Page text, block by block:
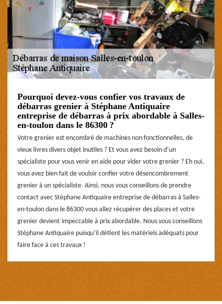
Pourquoi devez-vous confier vos travaux de
débarras grenier à Stéphane Antiquaire
entreprise de débarras à prix abordable à Salles-
en-toulon dans le 86300 ?
Votre grenier est encombré de machines non fonctionnelles, de
vieux livres divers objet inutiles ? Et vous avez besoin d’un
spécialiste pour vous venir en aide pour vider votre grenier ? Eh oui,
vous avez bien fait de vouloir confier votre désencombrement
grenier à un spécialiste. Ainsi, nous vous conseillons de prendre
contact avec Stéphane Antiquaire entreprise de débarras à Salles-
en-toulon dans le 86300 vous allez récupérer des places et votre
grenier devient impeccable à prix abordable. Nous vous conseillons
Stéphane Antiquaire puisqu’il détient les matériels adéquats pour
faire face à ces travaux !